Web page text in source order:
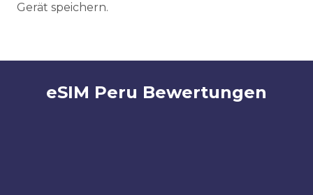
Gerät speichern.
eSIM Peru Bewertungen